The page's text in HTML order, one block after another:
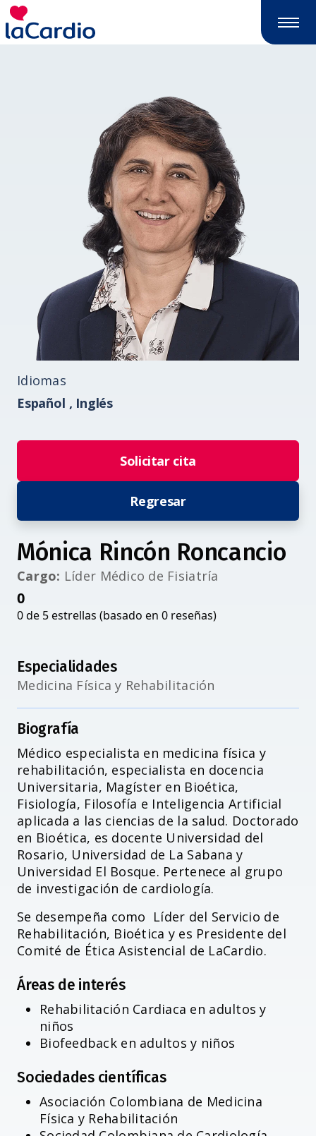
Idiomas
Español , Inglés
Solicitar cita
Regresar
Mónica Rincón Roncancio
Cargo: Líder Médico de Fisiatría
0
0 de 5 estrellas (basado en 0 reseñas)
Especialidades
Medicina Física y Rehabilitación
Biografía
Médico especialista en medicina física y
rehabilitación, especialista en docencia
Universitaria, Magíster en Bioética,
Fisiología, Filosofía e Inteligencia Artificial
aplicada a las ciencias de la salud. Doctorado
en Bioética, es docente Universidad del
Rosario, Universidad de La Sabana y
Universidad El Bosque. Pertenece al grupo
de investigación de cardiología.
Se desempeña como Líder del Servicio de
Rehabilitación, Bioética y es Presidente del
Comité de Ética Asistencial de LaCardio.
Áreas de interés
Rehabilitación Cardiaca en adultos y
niños
Biofeedback en adultos y niños
Sociedades científicas
Asociación Colombiana de Medicina
Física y Rehabilitación